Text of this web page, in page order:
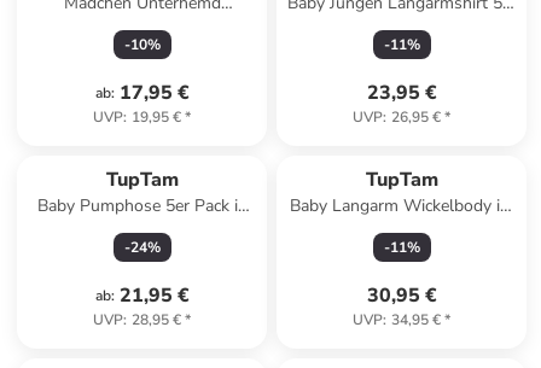
Spaghettiträger Top 5er Pack
in mehrfarbig
-10%
ab: 17,95 €
UVP: 19,95 €*
Pack in blau/weiß
-11%
23,95 €
UVP: 26,95 €*
TupTam
Baby Pumphose 5er Pack in
grün
-24%
ab: 21,95 €
UVP: 28,95 €*
TupTam
Baby Langarm Wickelbody im
5er Set in grün/beige
-11%
30,95 €
UVP: 34,95 €*